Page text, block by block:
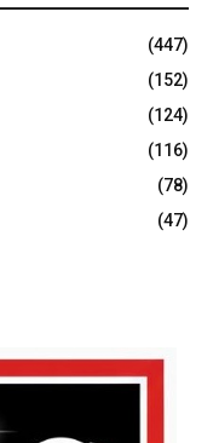
(447)
(152)
(124)
(116)
(78)
(47)